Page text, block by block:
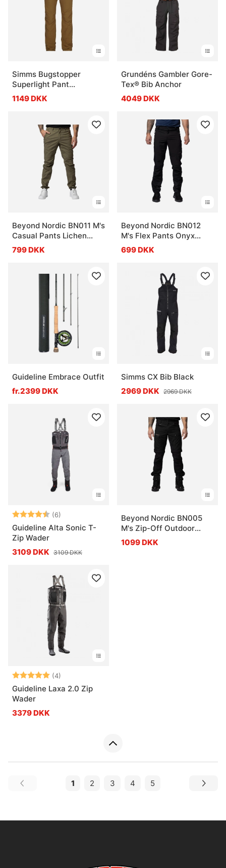
Simms Bugstopper
Superlight Pant
Driftwood
1149 DKK
Grundéns Gambler Gore-
Tex® Bib Anchor
4049 DKK
Beyond Nordic BN011 M's
Casual Pants Lichen
Green
799 DKK
Beyond Nordic BN012
M's Flex Pants Onyx
Black
699 DKK
Guideline Embrace Outfit
fr.2399 DKK
Simms CX Bib Black
2969 DKK 2969 DKK
Vurdering: (6)
4.8 ud af 5 stjerner
Guideline Alta Sonic T-
Zip Wader
3109 DKK 3109 DKK
Beyond Nordic BN005
M's Zip-Off Outdoor
Pants Forest Night
1099 DKK
Vurdering: (4)
Guideline Laxa 2.0 Zip
Wader
3379 DKK
1 2 3 4 5